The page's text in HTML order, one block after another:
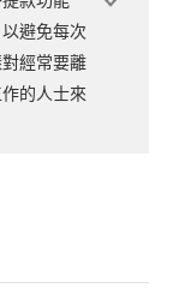
避免每次
經常要離
的人士來